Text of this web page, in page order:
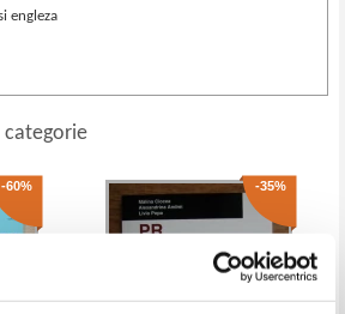
engleza
categorie
-60% -35%